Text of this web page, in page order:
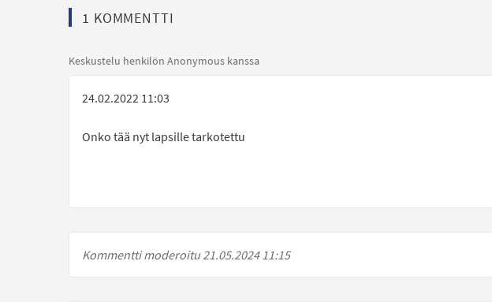
1 KOMMENTTI
Keskustelu henkilön Anonymous kanssa
24.02.2022 11:03
Onko tää nyt lapsille tarkotettu
Kommentti moderoitu 21.05.2024 11:15